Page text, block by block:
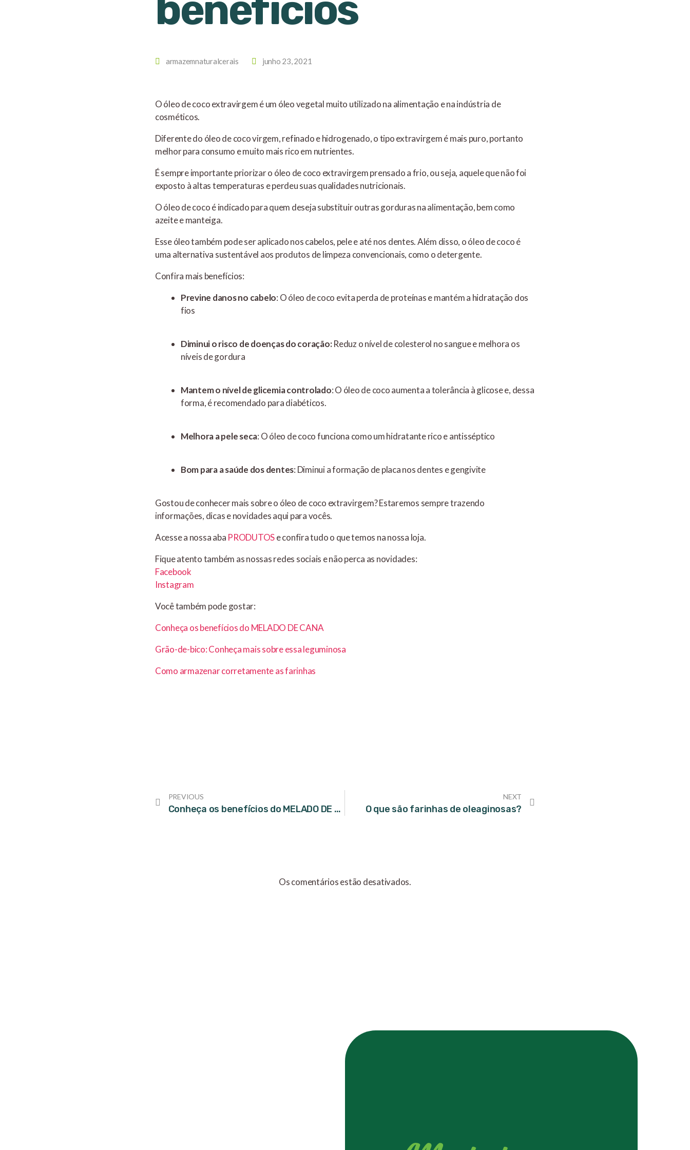
armazemnaturalcerais junho 23, 2021
O óleo de coco extravirgem é um óleo vegetal muito utilizado na alimentação e na indústria de
cosméticos.
Diferente do óleo de coco virgem, refinado e hidrogenado, o tipo extravirgem é mais puro, portanto
melhor para consumo e muito mais rico em nutrientes.
É sempre importante priorizar o óleo de coco extravirgem prensado a frio, ou seja, aquele que não foi
exposto à altas temperaturas e perdeu suas qualidades nutricionais.
O óleo de coco é indicado para quem deseja substituir outras gorduras na alimentação, bem como
azeite e manteiga.
Esse óleo também pode ser aplicado nos cabelos, pele e até nos dentes. Além disso, o óleo de coco é
uma alternativa sustentável aos produtos de limpeza convencionais, como o detergente.
Confira mais benefícios:
Previne danos no cabelo: O óleo de coco evita perda de proteínas e mantém a hidratação dos
fios
Diminui o risco de doenças do coração:Reduz o nível de colesterol no sangue e melhora os
níveis de gordura
Mantem o nível de glicemia controlado: O óleo de coco aumenta a tolerância à glicose e, dessa
forma, é recomendado para diabéticos.
Melhora a pele seca: O óleo de coco funciona como um hidratante rico e antisséptico
Bom para a saúde dos dentes: Diminui a formação de placa nos dentes e gengivite
Gostou de conhecer mais sobre o óleo de coco extravirgem? Estaremos sempre trazendo
informações, dicas e novidades aqui para vocês.
Acesse a nossa aba PRODUTOSe confira tudo o que temos na nossa loja.
Fique atento também as nossas redes sociais e não perca as novidades:
Facebook
Instagram
Você também pode gostar:
Conheça os benefícios do MELADO DE CANA
Grão-de-bico: Conheça mais sobre essa leguminosa
Como armazenar corretamente as farinhas
PREVIOUS
Conheça os benefícios do MELADO DE CANA
NEXT
O que são farinhas de oleaginosas?
Os comentários estão desativados.